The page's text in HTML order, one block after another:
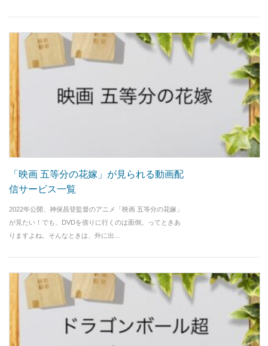
「映画 五等分の花嫁」が見られる動画配
信サービス一覧
2022年公開、神保昌登監督のアニメ「映画 五等分の花嫁」
が見たい！でも、DVDを借りに行くのは面倒。ってときあ
りますよね。そんなときは、外に出...